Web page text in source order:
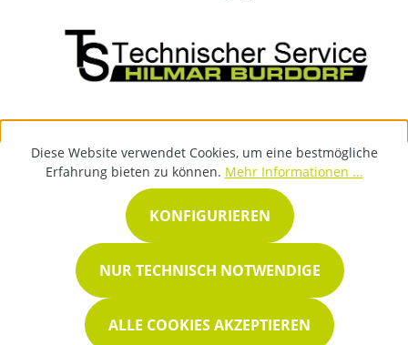
Diese Website verwendet Cookies, um eine bestmögliche
Erfahrung bieten zu können. Mehr Informationen ...
NUR TECHNISCH NOTWENDIGE
KONFIGURIEREN
ALLE COOKIES AKZEPTIEREN